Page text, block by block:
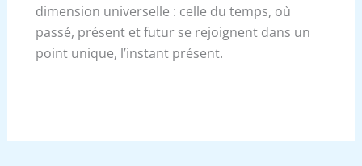
dimension universelle : celle du temps, où
passé, présent et futur se rejoignent dans un
point unique, l’instant présent.